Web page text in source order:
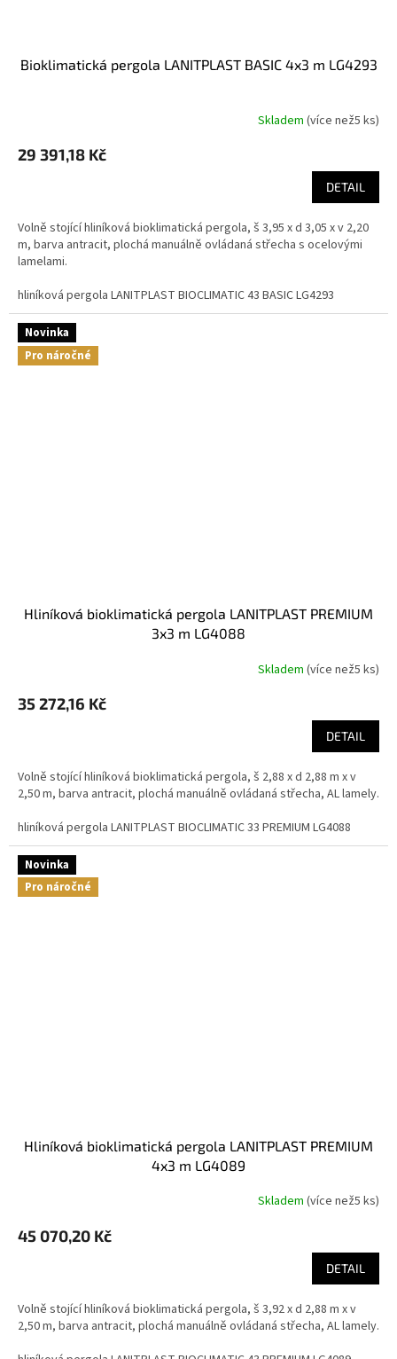
bioklimatická pergola LANITPLAST BASIC 4x3 m LG4293
Skladem (více než5 ks)
29 391,18 Kč
DETAIL
Volně stojící hliníková bioklimatická pergola, š 3,95 x d 3,05 x v 2,20
m, barva antracit, plochá manuálně ovládaná střecha s ocelovými
lamelami.
hliníková pergola LANITPLAST BIOCLIMATIC 43 BASIC LG4293
Novinka
Pro náročné
hliníková bioklimatická pergola LANITPLAST PREMIUM
3x3 m LG4088
Skladem (více než5 ks)
35 272,16 Kč
DETAIL
Volně stojící hliníková bioklimatická pergola, š 2,88 x d 2,88 m x v
2,50 m, barva antracit, plochá manuálně ovládaná střecha, AL lamely.
hliníková pergola LANITPLAST BIOCLIMATIC 33 PREMIUM LG4088
Novinka
Pro náročné
hliníková bioklimatická pergola LANITPLAST PREMIUM
4x3 m LG4089
Skladem (více než5 ks)
45 070,20 Kč
DETAIL
Volně stojící hliníková bioklimatická pergola, š 3,92 x d 2,88 m x v
2,50 m, barva antracit, plochá manuálně ovládaná střecha, AL lamely.